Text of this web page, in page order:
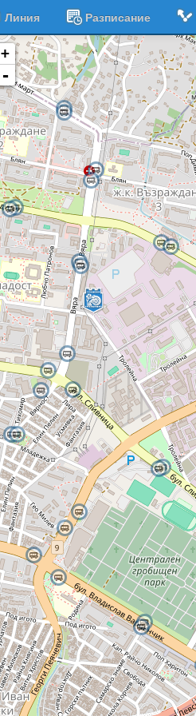
Линия Разписание
+
-